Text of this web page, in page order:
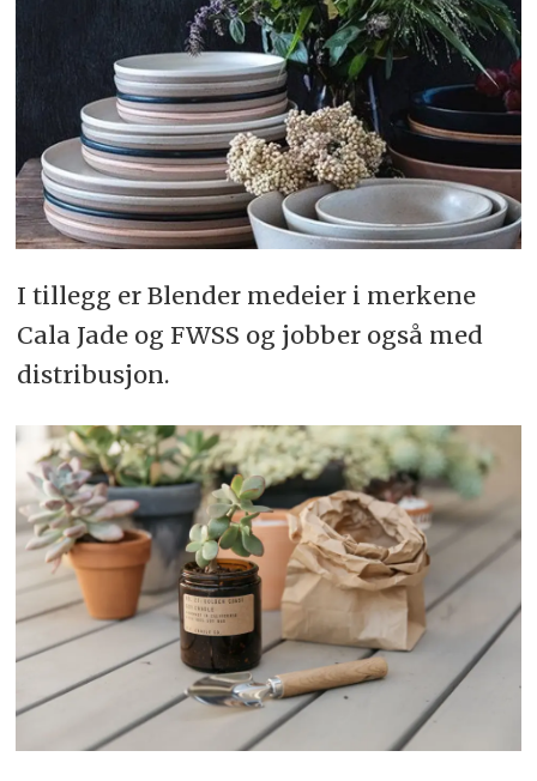
I tillegg er Blender medeier i merkene
Cala Jade og FWSS og jobber også med
distribusjon.